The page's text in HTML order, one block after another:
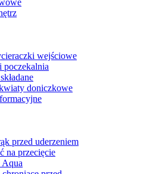
wejściowe
poczekalnia
doniczkowe
przed uderzeniem
na przecięcie
Aqua